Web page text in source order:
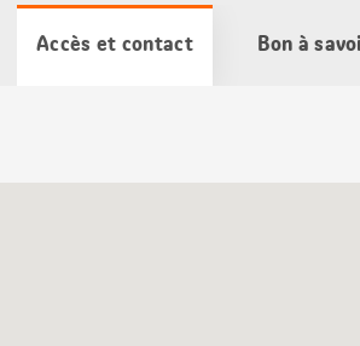
Accès et contact Bon à